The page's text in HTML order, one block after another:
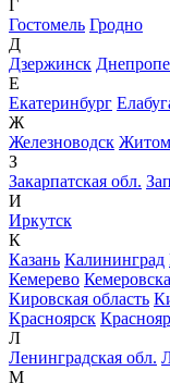
Г
Гостомель Гродно
Д
Дзержинск
Е
Екатеринбург
Ж
Железноводск
З
Закарпатская обл.
И
Иркутск
К
Казань Калининград
Кемерево
Кировская область
Красноярск
Л
Ленинградская обл.
М